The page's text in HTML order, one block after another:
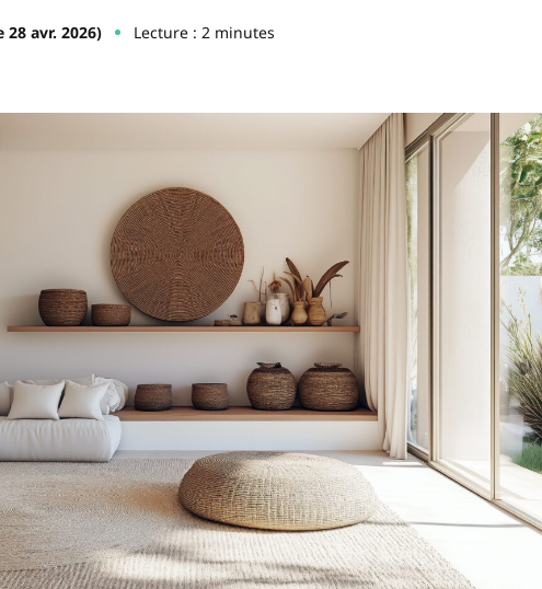
avr. 2026) Lecture : 2 minutes